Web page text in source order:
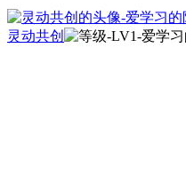
灵动共创